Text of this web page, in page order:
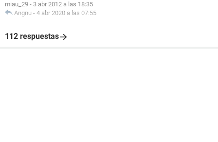
miau_29 - 3 abr 2012 a las 18:35
Angnu - 4 abr 2020 a las 07:55
112 respuestas